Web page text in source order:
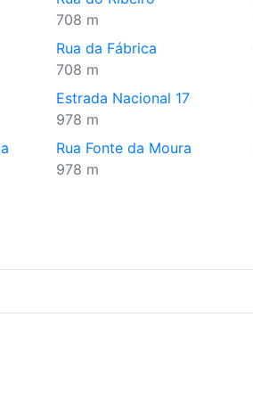
708 m
Rua da Fábrica
708 m
Estrada Nacional 17
978 m
Rua Fonte da Moura
978 m